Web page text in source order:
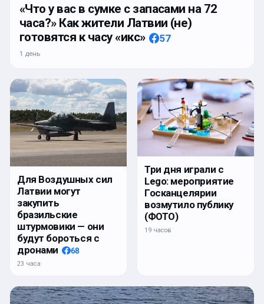
«Что у вас в сумке с запасами на 72
часа?» Как жители Латвии (не)
готовятся к часу «икс»
57
1 день
Для Воздушных сил
Латвии могут
закупить
бразильские
штурмовики — они
будут бороться с
дронами
68
23 часа
Три дня играли с
Lego: мероприятие
Госканцелярии
возмутило публику
(ФОТО)
19 часов